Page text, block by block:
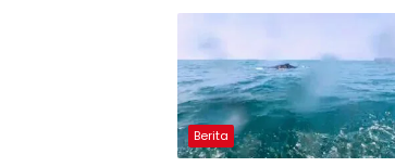
Berita